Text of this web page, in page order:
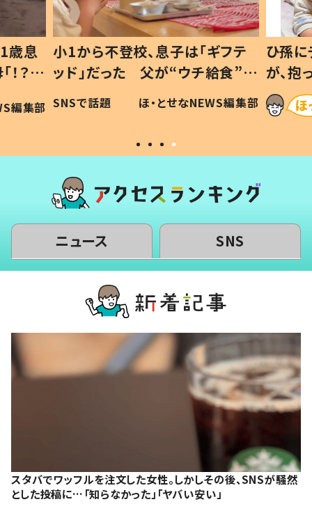
歳息
？」
編集部
小1から不登校、息子は「ギフテ
ッド」だった 父が“ウチ給食”を
作り続ける理由とは #令和の親
#令和の子
SNSで話題 ほ・とせなNEWS編集部
ひ孫
が、
「涙が
い」
ニュース SNS
スタバでワッフルを注文した女性。しかしその後、SNSが騒然
とした投稿に…「知らなかった」「ヤバい安い」